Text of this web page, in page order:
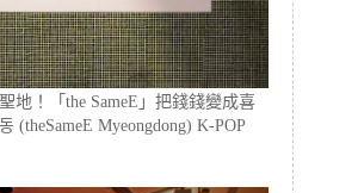
地！「the SameE」把錢錢變成喜
(theSameE Myeongdong) K-POP